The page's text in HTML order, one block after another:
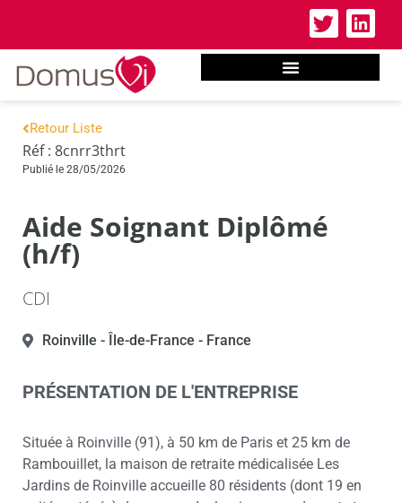
Retour Liste
Réf : 8cnrr3thrt
Publié le 28/05/2026
Aide Soignant Diplômé
(h/f)
CDI
Roinville - Île-de-France - France
PRÉSENTATION DE L'ENTREPRISE
Située à Roinville (91), à 50 km de Paris et 25 km de
Rambouillet, la maison de retraite médicalisée Les
Jardins de Roinville accueille 80 résidents (dont 19 en